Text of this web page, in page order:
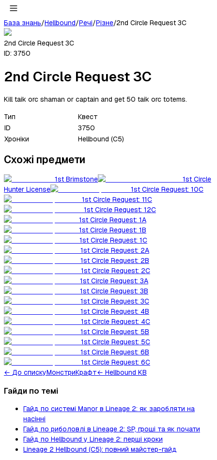
База знань/Hellbound/Речі/Різне/2nd Circle Request 3C
2nd Circle Request 3C
ID: 3750
2nd Circle Request 3C
Kill taik orc shaman or captain and get 50 taik orc totems.
Тип
Квест
ID
3750
Хроніки
Hellbound (C5)
Схожі предмети
1st Brimstone
1st Circle
Hunter License
1st Circle Request: 10C
1st Circle Request: 11C
1st Circle Request: 12C
1st Circle Request: 1A
1st Circle Request: 1B
1st Circle Request: 1C
1st Circle Request: 2A
1st Circle Request: 2B
1st Circle Request: 2C
1st Circle Request: 3A
1st Circle Request: 3B
1st Circle Request: 3C
1st Circle Request: 4B
1st Circle Request: 4C
1st Circle Request: 5B
1st Circle Request: 5C
1st Circle Request: 6B
1st Circle Request: 6C
← До спискуМонстриКрафт← Hellbound KB
Гайди по темі
Гайд по системі Manor в Lineage 2: як заробляти на
насінні
Гайд по риболовлі в Lineage 2: SP, гроші та як почати
Гайд по Hellbound у Lineage 2: перші кроки
Lineage 2 Hellbound (C5): повний майстер-гайд